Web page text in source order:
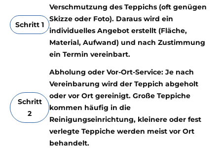
Schritt 1
Verschmutzung des Teppichs (oft genügen
Skizze oder Foto). Daraus wird ein
individuelles Angebot erstellt (Fläche,
Material, Aufwand) und nach Zustimmung
ein Termin vereinbart.
Schritt
2
Abholung oder Vor-Ort-Service: Je nach
Vereinbarung wird der Teppich abgeholt
oder vor Ort gereinigt. Große Teppiche
kommen häufig in die
Reinigungseinrichtung, kleinere oder fest
verlegte Teppiche werden meist vor Ort
behandelt.